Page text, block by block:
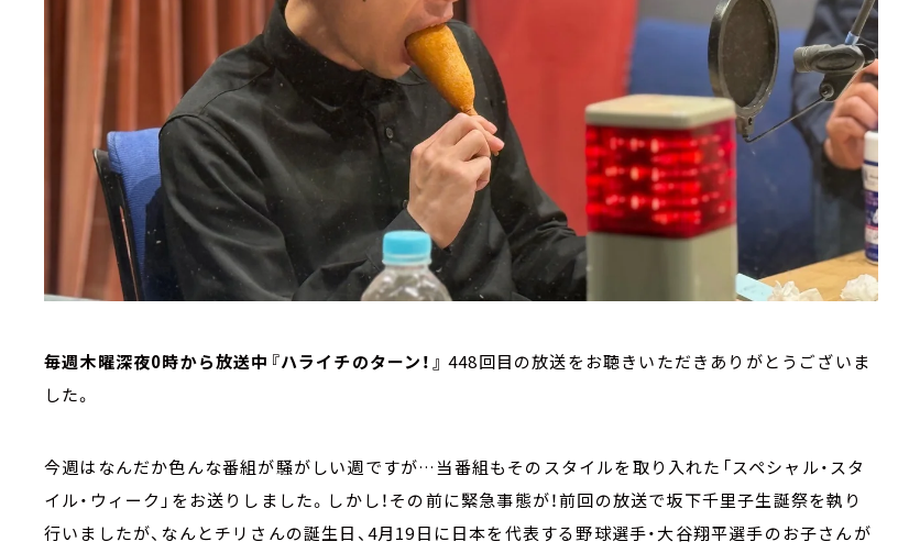
毎週木曜深夜0時から放送中『ハライチのターン！』 448回目の放送をお聴きいただきありがとうございま
した。
今週はなんだか色んな番組が騒がしい週ですが…当番組もそのスタイルを取り入れた「スペシャル・スタ
イル・ウィーク」をお送りしました。しかし！その前に緊急事態が！前回の放送で坂下千里子生誕祭を執り
行いましたが、なんとチリさんの誕生日、4月19日に日本を代表する野球選手・大谷翔平選手のお子さんが